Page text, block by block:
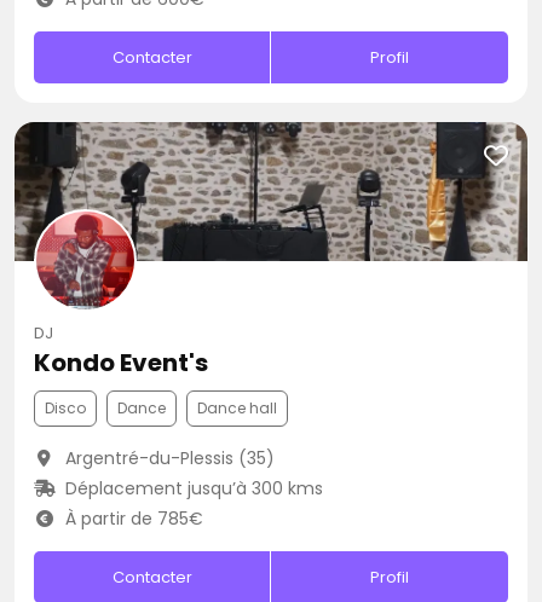
Contacter Profil
DJ
Kondo Event's
Disco Dance Dance hall
Argentré-du-Plessis (35)
Déplacement jusqu’à 300 kms
À partir de 785€
Contacter Profil